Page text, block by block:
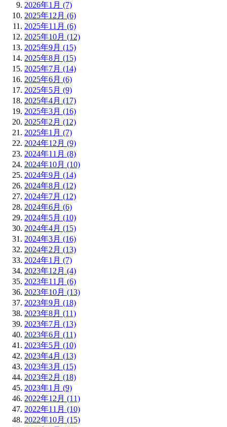
2026年1月 (7)
2025年12月 (6)
2025年11月 (6)
2025年10月 (12)
2025年9月 (15)
2025年8月 (15)
2025年7月 (14)
2025年6月 (6)
2025年5月 (9)
2025年4月 (17)
2025年3月 (16)
2025年2月 (12)
2025年1月 (7)
2024年12月 (9)
2024年11月 (8)
2024年10月 (10)
2024年9月 (14)
2024年8月 (12)
2024年7月 (12)
2024年6月 (6)
2024年5月 (10)
2024年4月 (15)
2024年3月 (16)
2024年2月 (13)
2024年1月 (7)
2023年12月 (4)
2023年11月 (6)
2023年10月 (13)
2023年9月 (18)
2023年8月 (11)
2023年7月 (13)
2023年6月 (11)
2023年5月 (10)
2023年4月 (13)
2023年3月 (15)
2023年2月 (18)
2023年1月 (9)
2022年12月 (11)
2022年11月 (10)
2022年10月 (15)